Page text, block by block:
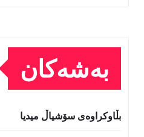
بەشەکان
بڵاوکراوەی سۆشیاڵ میدیا